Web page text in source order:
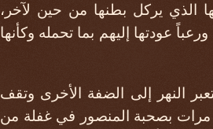
الذي يركل بطنها من حين لآخر،
عودتها إليهم بما تحمله وكأنها
النهر إلى الضفة الأخرى وتقف
مرات بصحبة المنصور في غفلة من